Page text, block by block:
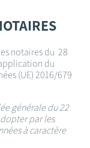
notaires du 28
du
(UE) 2016/679
générale du 22
par les
à caractère